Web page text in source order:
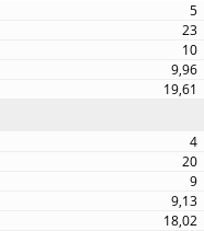
5
23
10
9,96
19,61
4
20
9
9,13
18,02